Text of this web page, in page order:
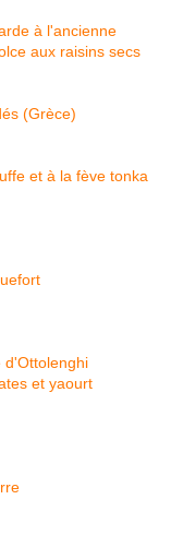
à l'ancienne
aux raisins secs
(Grèce)
et à la fève tonka
d'Ottolenghi
et yaourt